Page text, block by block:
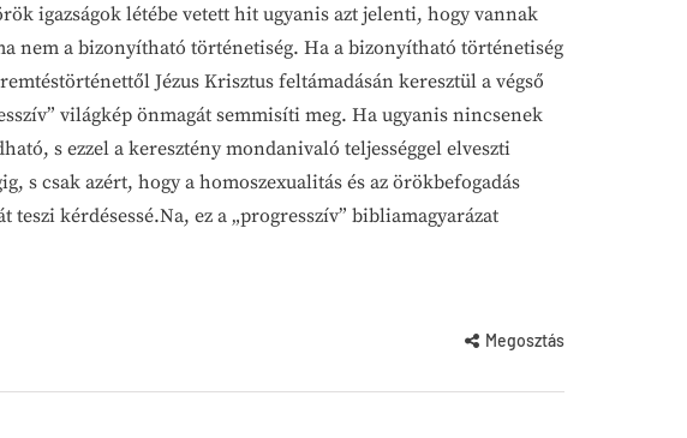
igazságok létébe vetett hit ugyanis azt jelenti, hogy vannak
nem a bizonyítható történetiség. Ha a bizonyítható történetiség
Jézus Krisztus feltámadásán keresztül a végső
világkép önmagát semmisíti meg. Ha ugyanis nincsenek
s ezzel a keresztény mondanivaló teljességgel elveszti
csak azért, hogy a homoszexualitás és az örökbefogadás
kérdésessé.Na, ez a „progresszív” bibliamagyarázat
Megosztás